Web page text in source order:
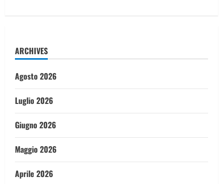
ARCHIVES
Agosto 2026
Luglio 2026
Giugno 2026
Maggio 2026
Aprile 2026